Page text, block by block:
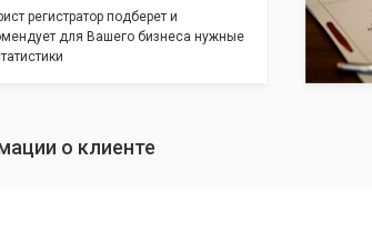
регистратор подберет и
для Вашего бизнеса нужные
о клиенте